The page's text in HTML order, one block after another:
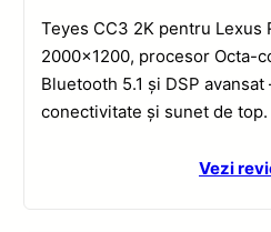
Teyes CC3 2K pentru Lexus
2000×1200, procesor Octa-
Bluetooth 5.1 și DSP
conectivitate și sunet de top.
Vezi